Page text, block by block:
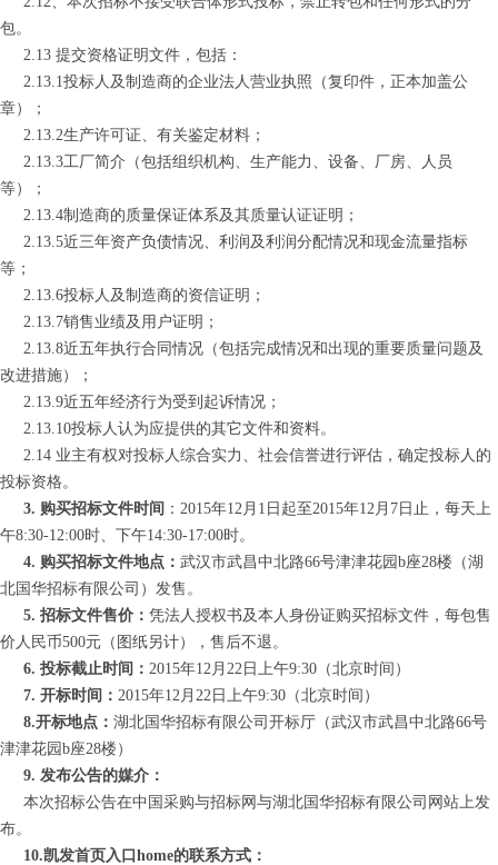
包。
2.13 提交资格证明文件，包括：
2.13.1投标人及制造商的企业法人营业执照（复印件，正本加盖公
章）；
2.13.2生产许可证、有关鉴定材料；
2.13.3工厂简介（包括组织机构、生产能力、设备、厂房、人员
等）；
2.13.4制造商的质量保证体系及其质量认证证明；
2.13.5近三年资产负债情况、利润及利润分配情况和现金流量指标
等；
2.13.6投标人及制造商的资信证明；
2.13.7销售业绩及用户证明；
2.13.8近五年执行合同情况（包括完成情况和出现的重要质量问题及
改进措施）；
2.13.9近五年经济行为受到起诉情况；
2.13.10投标人认为应提供的其它文件和资料。
2.14 业主有权对投标人综合实力、社会信誉进行评估，确定投标人的
投标资格。
3. 购买招标文件时间 ：2015年12月 1 日起至2015年12月 7 日 止，每天上
午8:30-12:00时、下午14:30-17:00时。
4. 购买招标文件地点：武汉市武昌中北路66号津津花园b座28楼（湖
北国华招标有限公司）发售。
5. 招标文件售价：凭法人授权书及本人身份证购买招标文件，每包售
价人民币500元（图纸另计），售后不退。
6. 投标截止时间：2015年12月22 日上午9:30（北京时间）
7. 开标时间：2015年12月22 日上午9:30（北京时间）
8.开标地点： 湖北国华招标有限公司开标厅（武汉市武昌中北路66号
津津花园b座28楼）
9. 发布公告的媒介：
本次招标公告在中国采购与招标网与湖北国华招标有限公司网站上发
布。
10.凯发首页入口home的联系方式：